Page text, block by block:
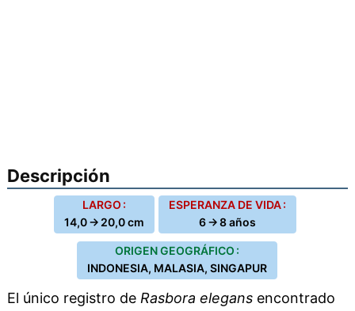
Descripción
LARGO :
14,0 → 20,0 cm
ESPERANZA DE VIDA :
6 → 8 años
ORIGEN GEOGRÁFICO :
INDONESIA, MALASIA, SINGAPUR
El único registro de Rasbora elegansencontrado